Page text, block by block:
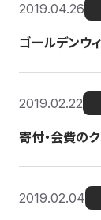
2019.04.26
ゴールデンウ
2019.02.22
寄付・会費の
2019.02.04